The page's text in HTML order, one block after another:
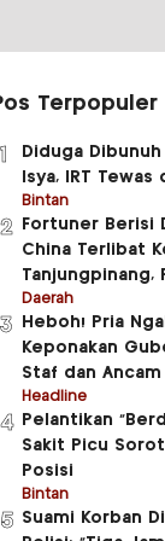
Terpopuler
Diduga
Isya, IRT Tewas
Bintan
Fortuner Berisi
China Terlibat
Tanjungpinang,
Meninggal Dunia
Daerah
Heboh! Pria
Keponakan
Staf dan Ancam
RAT
Headline
Pelantikan
Sakit Picu
Posisi
Bintan
Suami Korban